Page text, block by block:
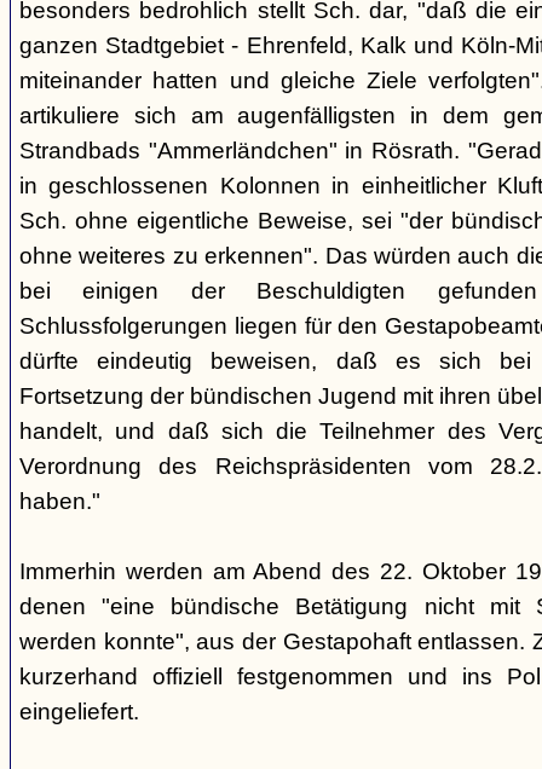
besonders bedrohlich stellt Sch. dar, "daß die
ganzen Stadtgebiet - Ehrenfeld, Kalk und Köln-
miteinander hatten und gleiche Ziele
artikuliere sich am augenfälligsten in dem
Strandbads "Ammerländchen" in Rösrath.
in geschlossenen Kolonnen in einheitlicher
Sch. ohne eigentliche Beweise, sei "der
ohne weiteres zu erkennen". Das würden auch
bei einigen der Beschuldigten
Schlussfolgerungen liegen für den
dürfte eindeutig beweisen, daß es sich
Fortsetzung der bündischen Jugend mit ihren
handelt, und daß sich die Teilnehmer des
Verordnung des Reichspräsidenten vom
haben."
Immerhin werden am Abend des 22. Oktober
denen "eine bündische Betätigung nicht mit
werden konnte", aus der Gestapohaft entlassen.
kurzerhand offiziell festgenommen und ins
eingeliefert.